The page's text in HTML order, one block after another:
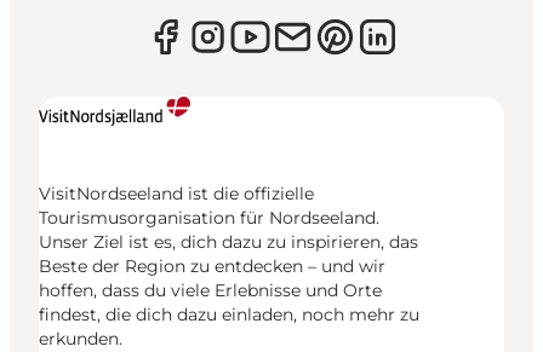
VisitNordseeland ist die offizielle
Tourismusorganisation für Nordseeland.
Unser Ziel ist es, dich dazu zu inspirieren, das
Beste der Region zu entdecken – und wir
hoffen, dass du viele Erlebnisse und Orte
findest, die dich dazu einladen, noch mehr zu
erkunden.